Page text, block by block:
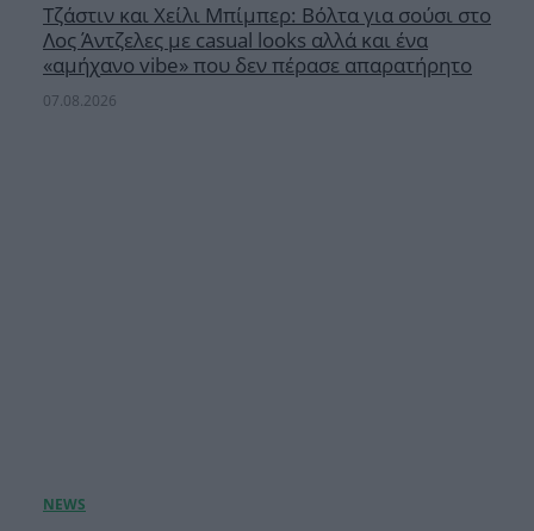
Τζάστιν και Χείλι Μπίμπερ: Βόλτα για σούσι στο
Λος Άντζελες με casual looks αλλά και ένα
«αμήχανο vibe» που δεν πέρασε απαρατήρητο
07.08.2026